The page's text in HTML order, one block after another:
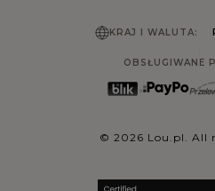
KRAJ I WALUTA:
OBSŁUGIWANE
© 2026 Lou.pl. All